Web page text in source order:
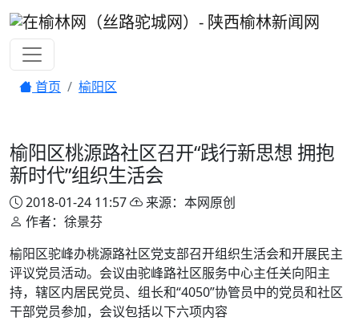
首页 榆阳区
榆阳区桃源路社区召开“践行新思想 拥抱
新时代”组织生活会
2018-01-24 11:57
来源：本网原创
作者：徐景芬
榆阳区驼峰办桃源路社区党支部召开组织生活会和开展民主
评议党员活动。会议由驼峰路社区服务中心主任关向阳主
持，辖区内居民党员、组长和“4050”协管员中的党员和社区
干部党员参加，会议包括以下六项内容